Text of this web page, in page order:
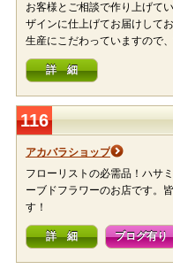
お客様とご相談で作り上げて
ザインに仕上げてお届けして
生産にこだわっていますので
詳 細
116
アカバラショップ
フローリストの必需品！ハサ
ーブドフラワーのお店です。
す！
詳 細 ブログ有り